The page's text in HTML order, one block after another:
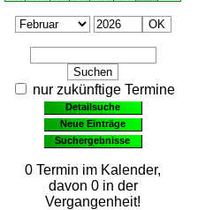
nur zukünftige Termine
Detailsuche
Neue Einträge
Suchergebnisse
0 Termin im Kalender,
davon 0 in der
Vergangenheit!